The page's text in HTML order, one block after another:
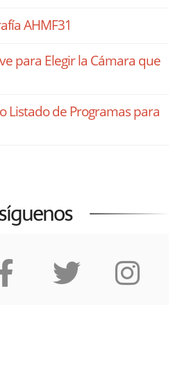
AHMF31
para Elegir la Cámara que
Listado de Programas para